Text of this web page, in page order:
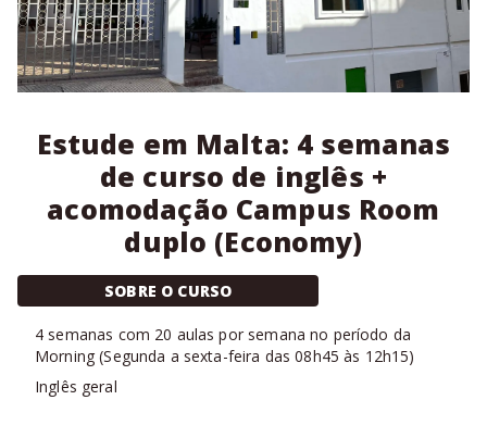
Estude em Malta: 4 semanas
de curso de inglês +
acomodação Campus Room
duplo (Economy)
SOBRE O CURSO
4 semanas com 20 aulas por semana no período da
Morning (Segunda a sexta-feira das 08h45 às 12h15)
Inglês geral